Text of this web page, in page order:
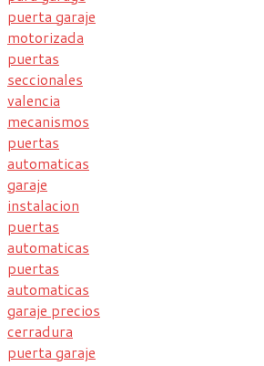
puerta garaje
motorizada
puertas
seccionales
valencia
mecanismos
puertas
automaticas
garaje
instalacion
puertas
automaticas
puertas
automaticas
garaje precios
cerradura
puerta garaje